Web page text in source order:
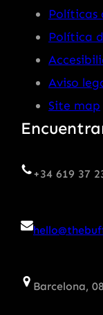
Políticas
Política
Aviso
Site map
+34 619 37
Barcelona,